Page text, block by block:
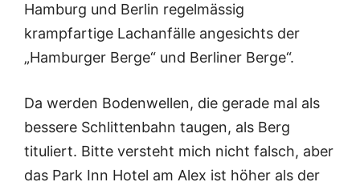
Hamburg und Berlin regelmässig
krampfartige Lachanfälle angesichts der
„Hamburger Berge“ und Berliner Berge“.
Da werden Bodenwellen, die gerade mal als
bessere Schlittenbahn taugen, als Berg
tituliert. Bitte versteht mich nicht falsch, aber
das Park Inn Hotel am Alex ist höher als der